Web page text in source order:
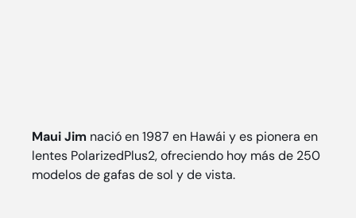
Maui Jim nació en 1987 en Hawái y es pionera en
lentes PolarizedPlus2, ofreciendo hoy más de 250
modelos de gafas de sol y de vista.